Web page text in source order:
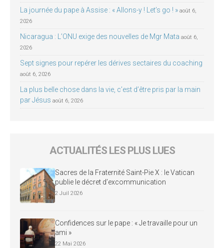
La journée du pape à Assise : « Allons-y ! Let’s go ! » août 6,
2026
Nicaragua : L’ONU exige des nouvelles de Mgr Mata août 6,
2026
Sept signes pour repérer les dérives sectaires du coaching
août 6, 2026
La plus belle chose dans la vie, c’est d’être pris par la main
par Jésus août 6, 2026
ACTUALITÉS LES PLUS LUES
Sacres de la Fraternité Saint-Pie X : le Vatican
publie le décret d’excommunication
2 Juil 2026
Confidences sur le pape : « Je travaille pour un
ami »
22 Mai 2026